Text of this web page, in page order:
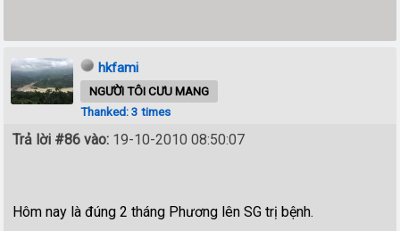
hkfami
NGƯỜI TÔI CƯU MANG
Thanked: 3 times
Trả lời #86 vào: 19-10-2010 08:50:07
Hôm nay là đúng 2 tháng Phương lên SG trị bệnh.